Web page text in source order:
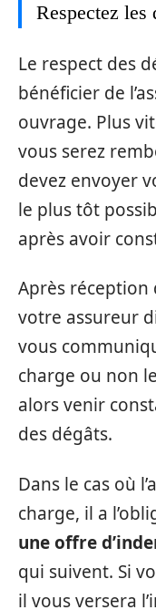
Respectez les
Le respect des
bénéficier de
ouvrage. Plus
vous serez
devez envoyer
le plus tôt
après avoir
Après réception
votre assureur
vous
charge ou non
alors venir
des dégâts.
Dans le cas où
charge, il a
une offre
qui suivent. Si
il vous versera